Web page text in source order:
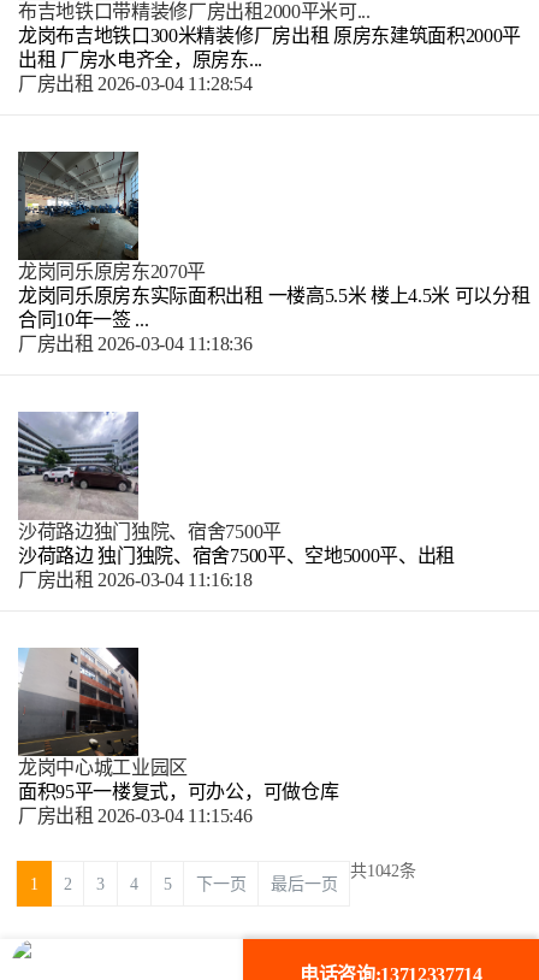
布吉地铁口带精装修厂房出租2000平米可...
龙岗布吉地铁口300米精装修厂房出租 原房东建筑面积2000平
出租 厂房水电齐全，原房东...
厂房出租 2026-03-04 11:28:54
龙岗同乐原房东2070平
龙岗同乐原房东实际面积出租 一楼高5.5米 楼上4.5米 可以分租
合同10年一签 ...
厂房出租 2026-03-04 11:18:36
沙荷路边独门独院、宿舍7500平
沙荷路边 独门独院、宿舍7500平、空地5000平、出租
厂房出租 2026-03-04 11:16:18
龙岗中心城工业园区
面积95平一楼复式，可办公，可做仓库
厂房出租 2026-03-04 11:15:46
共1042条
1 2 3 4 5 下一页 最后一页
电话咨询:13712337714